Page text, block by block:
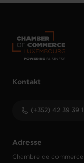
Adresse
Chambre de commerce
Kontakt
(+352) 42 39 39 1